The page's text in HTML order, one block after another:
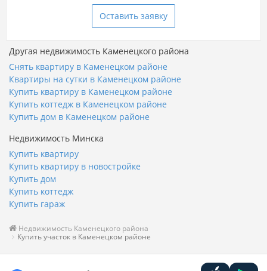
Оставить заявку
Другая недвижимость Каменецкого района
Снять квартиру в Каменецком районе
Квартиры на сутки в Каменецком районе
Купить квартиру в Каменецком районе
Купить коттедж в Каменецком районе
Купить дом в Каменецком районе
Недвижимость Минска
Купить квартиру
Купить квартиру в новостройке
Купить дом
Купить коттедж
Купить гараж
Недвижимость Каменецкого района
Купить участок в Каменецком районе